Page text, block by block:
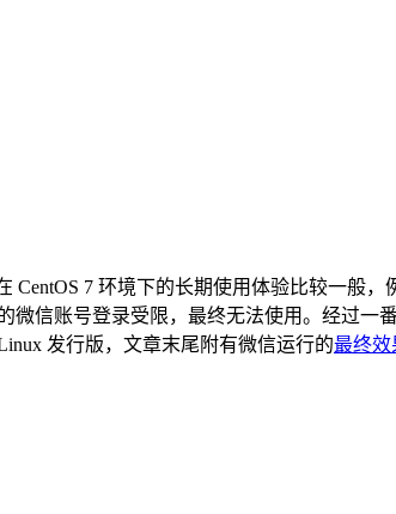
CentOS 7 环境下的长期使用体验比较一般，
微信账号登录受限，最终无法使用。经过一
发行版，文章末尾附有微信运行的最终效